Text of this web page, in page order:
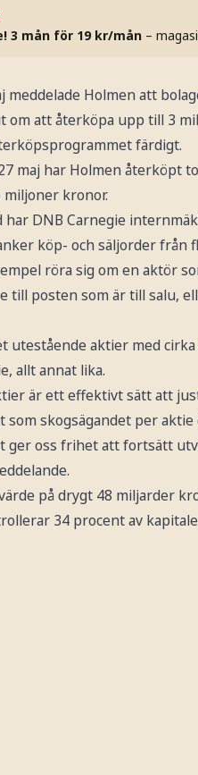
3 mån för 19 kr/mån –
meddelade Holmen att
om att återköpa upp till 3
färdigt.
maj har Holmen återköpt
kronor.
har DNB Carnegie
köp- och säljorder från
röra sig om en aktör
till posten som är till salu,
utestående aktier med
allt annat lika.
är ett effektivt sätt att
som skogsägandet per
oss frihet att fortsätt
på drygt 48 miljarder
34 procent av